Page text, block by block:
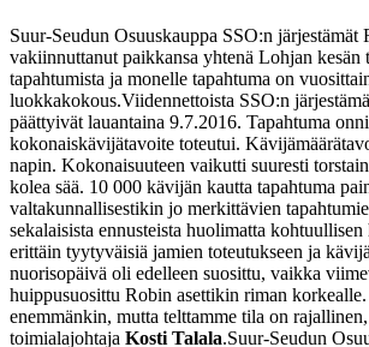
Suur-Seudun Osuuskauppa SSO:n järjestämät
vakiinnuttanut paikkansa yhtenä Lohjan kesän
tapahtumista ja monelle tapahtuma on
luokkakokous.Viidennettoista SSO:n
päättyivät lauantaina 9.7.2016. Tapahtuma
kokonaiskävijätavoite toteutui.
napin. Kokonaisuuteen vaikutti suuresti
kolea sää. 10 000 kävijän kautta tapahtuma
valtakunnallisestikin jo merkittävien
sekalaisista ennusteista huolimatta
erittäin tyytyväisiä jamien toteutukseen ja
nuorisopäivä oli edelleen suosittu, vaikka
huippusuosittu Robin asettikin riman
enemmänkin, mutta telttamme tila on
toimialajohtaja Kosti Talala.Suur-Seudun